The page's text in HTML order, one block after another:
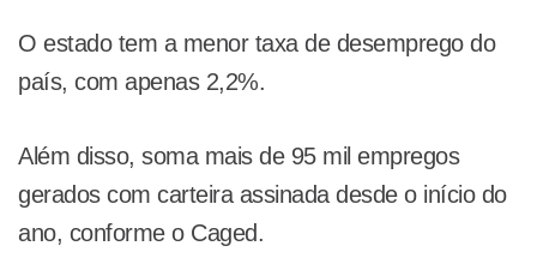
O estado tem a menor taxa de desemprego do
país, com apenas 2,2%.
Além disso, soma mais de 95 mil empregos
gerados com carteira assinada desde o início do
ano, conforme o Caged.